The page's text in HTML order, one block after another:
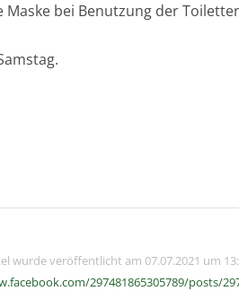
bei Benutzung der
wurde veröffentlicht am 07.07.2021 um
297481865305789/posts/